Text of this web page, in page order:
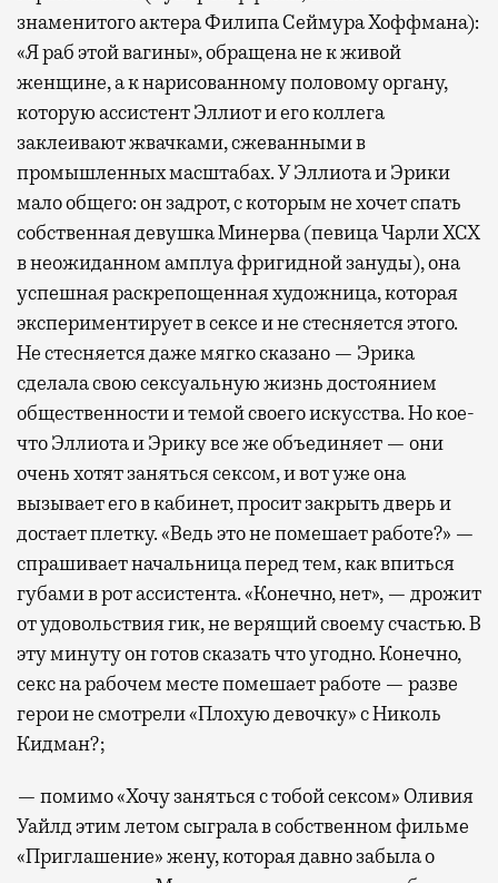
знаменитого актера Филипа Сеймура Хоффмана):
«Я раб этой вагины», обращена не к живой
женщине, а к нарисованному половому органу,
которую ассистент Эллиот и его коллега
заклеивают жвачками, сжеванными в
промышленных масштабах. У Эллиота и Эрики
мало общего: он задрот, с которым не хочет спать
собственная девушка Минерва (певица Чарли XCX
в неожиданном амплуа фригидной зануды), она
успешная раскрепощенная художница, которая
экспериментирует в сексе и не стесняется этого.
Не стесняется даже мягко сказано — Эрика
сделала свою сексуальную жизнь достоянием
общественности и темой своего искусства. Но кое-
что Эллиота и Эрику все же объединяет — они
очень хотят заняться сексом, и вот уже она
вызывает его в кабинет, просит закрыть дверь и
достает плетку. «Ведь это не помешает работе?» —
спрашивает начальница перед тем, как впиться
губами в рот ассистента. «Конечно, нет», — дрожит
от удовольствия гик, не верящий своему счастью. В
эту минуту он готов сказать что угодно. Конечно,
секс на рабочем месте помешает работе — разве
герои не смотрели «Плохую девочку» с Николь
Кидман?;
— помимо «Хочу заняться с тобой сексом» Оливия
Уайлд этим летом сыграла в собственном фильме
«Приглашение» жену, которая давно забыла о